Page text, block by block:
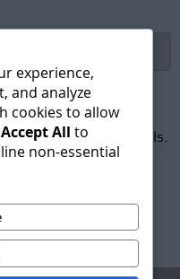
and promotional emails.
experience,
and analyze
cookies to allow
Accept All to
non-essential